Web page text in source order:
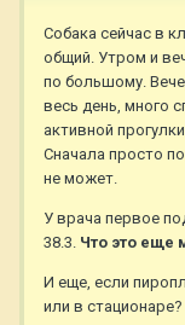
Собака сейчас в
общий. Утром и
по большому.
весь день, много
активной
Сначала просто
не может.
У врача первое
38.3. Что это еще
И еще, если
или в